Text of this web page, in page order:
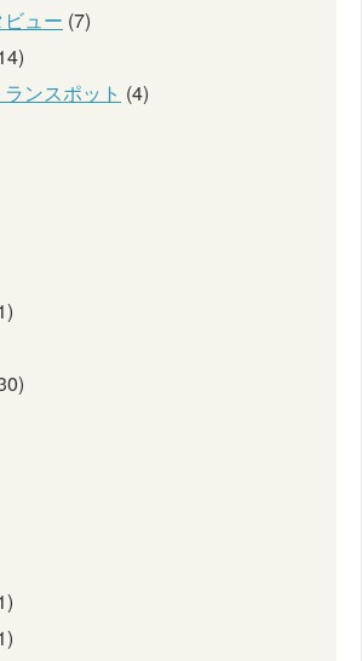
ュー (7)
ンスポット (4)